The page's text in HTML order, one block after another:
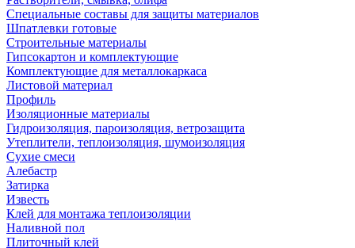
Специальные составы для защиты материалов
Шпатлевки готовые
Строительные материалы
Гипсокартон и комплектующие
Комплектующие для металлокаркаса
Листовой материал
Профиль
Изоляционные материалы
Гидроизоляция, пароизоляция, ветрозащита
Утеплители, теплоизоляция, шумоизоляция
Сухие смеси
Алебастр
Затирка
Известь
Клей для монтажа теплоизоляции
Наливной пол
Плиточный клей